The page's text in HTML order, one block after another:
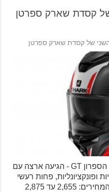
קסדת שארק ספרטן
של קסדת שארק ספרטן
הדור השני של השארק ספרטן - הספרון GT - הגיעה ארצה עם
ופונקציונליות, פחות רעשי
רוח, וסכימות צביעה מודרניות; המחירים: 2,655 עד 2,875